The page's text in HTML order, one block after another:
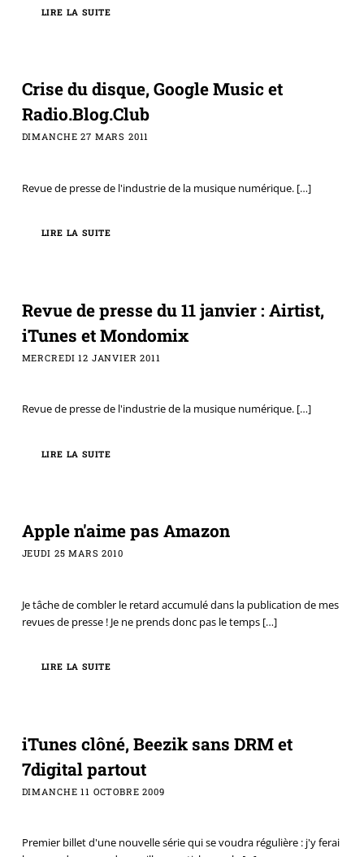
LIRE LA SUITE
Crise du disque, Google Music et
Radio.Blog.Club
DIMANCHE 27 MARS 2011
Revue de presse de l'industrie de la musique numérique.[…]
LIRE LA SUITE
Revue de presse du 11 janvier : Airtist,
iTunes et Mondomix
MERCREDI 12 JANVIER 2011
Revue de presse de l'industrie de la musique numérique.[…]
LIRE LA SUITE
Apple n'aime pas Amazon
JEUDI 25 MARS 2010
Je tâche de combler le retard accumulé dans la publication de mes
revues de presse ! Je ne prends donc pas le temps[…]
LIRE LA SUITE
iTunes clôné, Beezik sans DRM et
7digital partout
DIMANCHE 11 OCTOBRE 2009
Premier billet d'une nouvelle série qui se voudra régulière : j'y ferai